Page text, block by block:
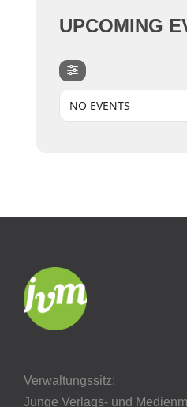
UPCOMING
NO EVENTS
Verwaltungssitz:
Junge Verlags- und